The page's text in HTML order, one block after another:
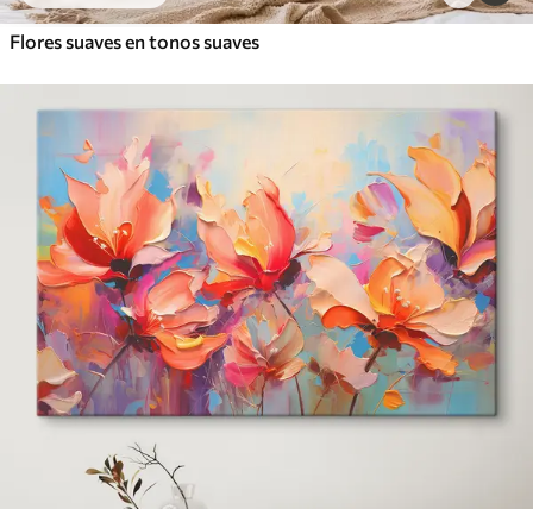
Flores suaves en tonos suaves